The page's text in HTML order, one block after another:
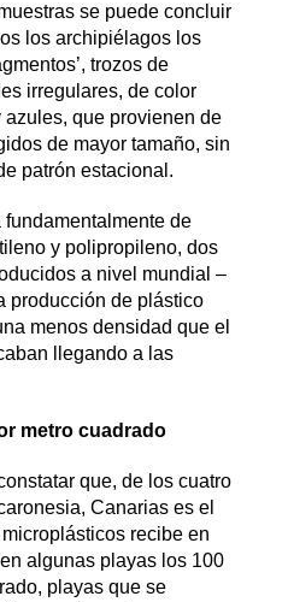
se puede concluir
los archipiélagos los
trozos de
irregulares, de color
azules, que provienen de
de mayor tamaño, sin
patrón estacional.
de
y polipropileno, dos
a nivel mundial –
producción de plástico
menos densidad que el
llegando a las
metro cuadrado
que, de los cuatro
Canarias es el
recibe en
algunas playas los 100
playas que se